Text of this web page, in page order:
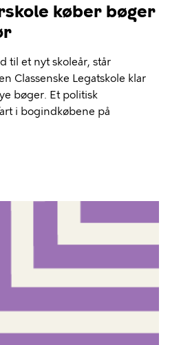
køber bøger
til et nyt skoleår, står
Classenske Legatskole klar
bøger. Et politisk
i bogindkøbene på